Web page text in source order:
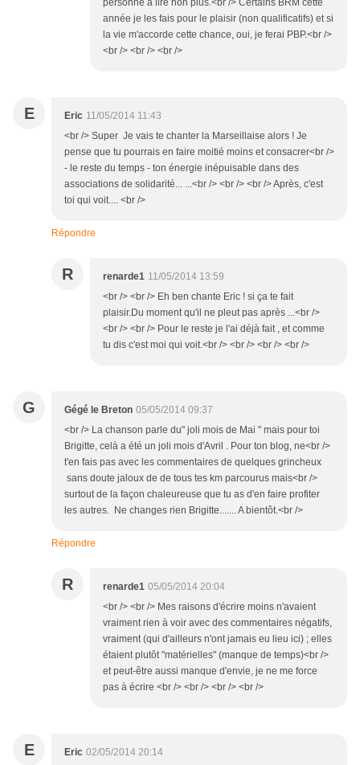
personne à lire non plus.<br /> Certains BRM cette
année je les fais pour le plaisir (non qualificatifs) et si
la vie m'accorde cette chance, oui, je ferai PBP.<br />
<br /> <br /> <br />
E Eric 11/05/2014 11:43
<br /> Super Je vais te chanter la Marseillaise alors ! Je
pense que tu pourrais en faire moitié moins et consacrer<br />
- le reste du temps - ton énergie inépuisable dans des
associations de solidarité... ...<br /> <br /> <br /> Après, c'est
toi qui voit.... <br />
Répondre
R renarde1 11/05/2014 13:59
<br /> <br /> Eh ben chante Eric ! si ça te fait
plaisir.Du moment qu'il ne pleut pas après ...<br />
<br /> <br /> Pour le reste je l'ai déjà fait , et comme
tu dis c'est moi qui voit.<br /> <br /> <br /> <br />
G Gégé le Breton 05/05/2014 09:37
<br /> La chanson parle du" joli mois de Mai " mais pour toi
Brigitte, celà a été un joli mois d'Avril . Pour ton blog, ne<br />
t'en fais pas avec les commentaires de quelques grincheux
sans doute jaloux de de tous tes km parcourus mais<br />
surtout de la façon chaleureuse que tu as d'en faire profiter
les autres. Ne changes rien Brigitte....... A bientôt.<br />
Répondre
R renarde1 05/05/2014 20:04
<br /> <br /> Mes raisons d'écrire moins n'avaient
vraiment rien à voir avec des commentaires négatifs,
vraiment (qui d'ailleurs n'ont jamais eu lieu ici) ; elles
étaient plutôt "matérielles" (manque de temps)<br />
et peut-être aussi manque d'envie, je ne me force
pas à écrire <br /> <br /> <br /> <br />
E Eric 02/05/2014 20:14